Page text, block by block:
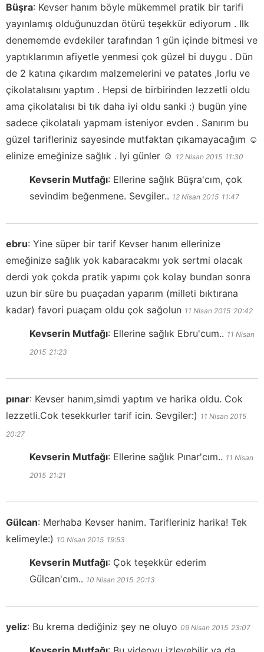
Büşra: Kevser hanım böyle mükemmel pratik bir tarifi
yayınlamış olduğunuzdan ötürü teşekkür ediyorum . Ilk
denememde evdekiler tarafından 1 gün içinde bitmesi ve
yaptıklarımın afiyetle yenmesi çok güzel bi duygu . Dün
de 2 katına çıkardım malzemelerini ve patates ,lorlu ve
çikolatalısını yaptım . Hepsi de birbirinden lezzetli oldu
ama çikolatalısı bi tık daha iyi oldu sanki :) bugün yine
sadece çikolatalı yapmam isteniyor evden . Sanırım bu
güzel tarifleriniz sayesinde mutfaktan çıkamayacağım ☺️
elinize emeğinize sağlık . Iyi günler ☺️ 12 Nisan 2015 11:30
Kevserin Mutfağı: Ellerine sağlık Büşra'cım, çok
sevindim beğenmene. Sevgiler.. 12 Nisan 2015 11:47
ebru: Yine süper bir tarif Kevser hanım ellerinize
emeğinize sağlık yok kabaracakmı yok sertmi olacak
derdi yok çokda pratik yapımı çok kolay bundan sonra
uzun bir süre bu puaçadan yaparım (milleti bıktırana
kadar) favori puaçam oldu çok sağolun 11 Nisan 2015 20:42
Kevserin Mutfağı: Ellerine sağlık Ebru'cum.. 11 Nisan
2015 21:23
pınar: Kevser hanım,simdi yaptım ve harika oldu. Cok
lezzetli.Cok tesekkurler tarif icin. Sevgiler:) 11 Nisan 2015
20:27
Kevserin Mutfağı: Ellerine sağlık Pınar'cım.. 11 Nisan
2015 21:21
Gülcan: Merhaba Kevser hanim. Tarifleriniz harika! Tek
kelimeyle:) 10 Nisan 2015 19:53
Kevserin Mutfağı: Çok teşekkür ederim
Gülcan'cım.. 10 Nisan 2015 20:13
yeliz: Bu krema dediğiniz şey ne oluyo 09 Nisan 2015 23:07